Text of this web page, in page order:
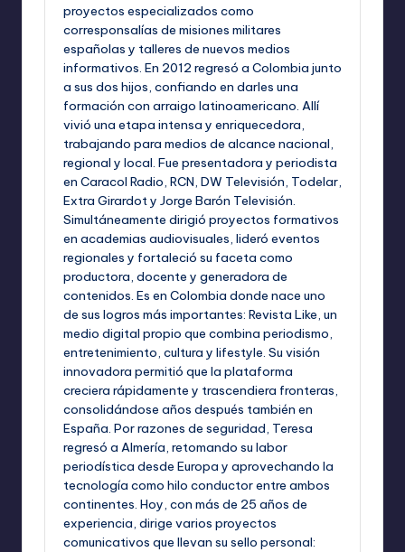
proyectos especializados como
corresponsalías de misiones militares
españolas y talleres de nuevos medios
informativos. En 2012 regresó a Colombia junto
a sus dos hijos, confiando en darles una
formación con arraigo latinoamericano. Allí
vivió una etapa intensa y enriquecedora,
trabajando para medios de alcance nacional,
regional y local. Fue presentadora y periodista
en Caracol Radio, RCN, DW Televisión, Todelar,
Extra Girardot y Jorge Barón Televisión.
Simultáneamente dirigió proyectos formativos
en academias audiovisuales, lideró eventos
regionales y fortaleció su faceta como
productora, docente y generadora de
contenidos. Es en Colombia donde nace uno
de sus logros más importantes: Revista Like, un
medio digital propio que combina periodismo,
entretenimiento, cultura y lifestyle. Su visión
innovadora permitió que la plataforma
creciera rápidamente y trascendiera fronteras,
consolidándose años después también en
España. Por razones de seguridad, Teresa
regresó a Almería, retomando su labor
periodística desde Europa y aprovechando la
tecnología como hilo conductor entre ambos
continentes. Hoy, con más de 25 años de
experiencia, dirige varios proyectos
comunicativos que llevan su sello personal: